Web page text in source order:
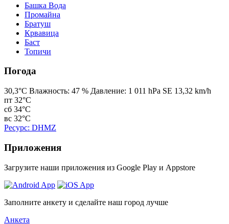
Башка Bода
Промайна
Братуш
Крвавица
Баст
Топичи
Погода
30,3°C Bлажность: 47 % Давление: 1 011 hPa SE 13,32 km/h
пт 32°C
сб 34°C
вс 32°C
Ресурс: DHMZ
Приложения
Загрузите наши приложения из Google Play и Appstore
Заполните анкету и сделайте наш город лучше
Анкета